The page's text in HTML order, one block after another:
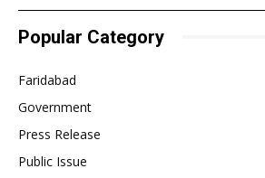
Popular Category
Faridabad
Government
Press Release
Public Issue